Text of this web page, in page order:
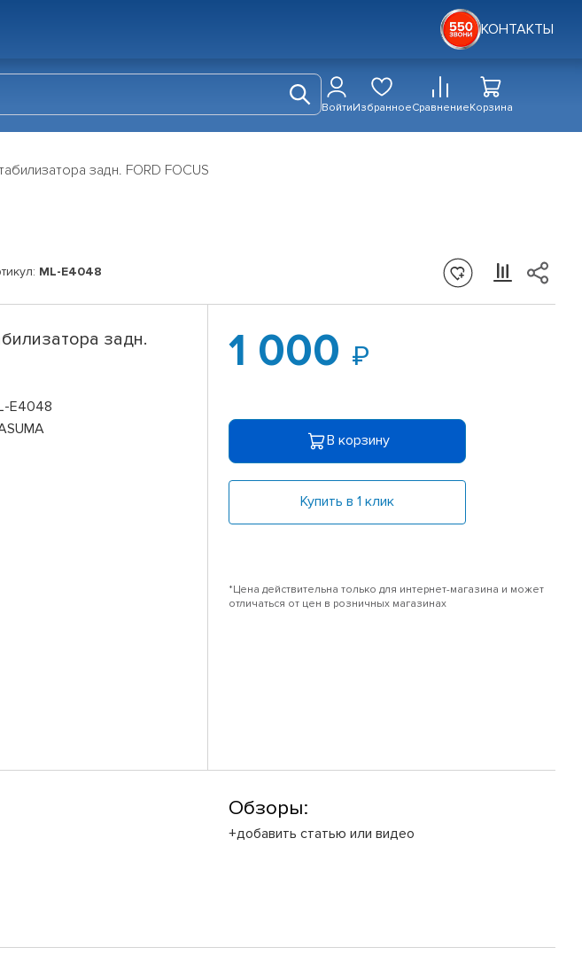
КОНТАКТЫ
ВойтиИзбранноеСравнениеКорзина
задн. FORD FOCUS
ML-E4048
задн.
E4048
1 000
В корзину
Купить в 1 клик
*Цена действительна только для интернет-магазина и может
отличаться от цен в розничных магазинах
Обзоры:
+добавить статью или видео